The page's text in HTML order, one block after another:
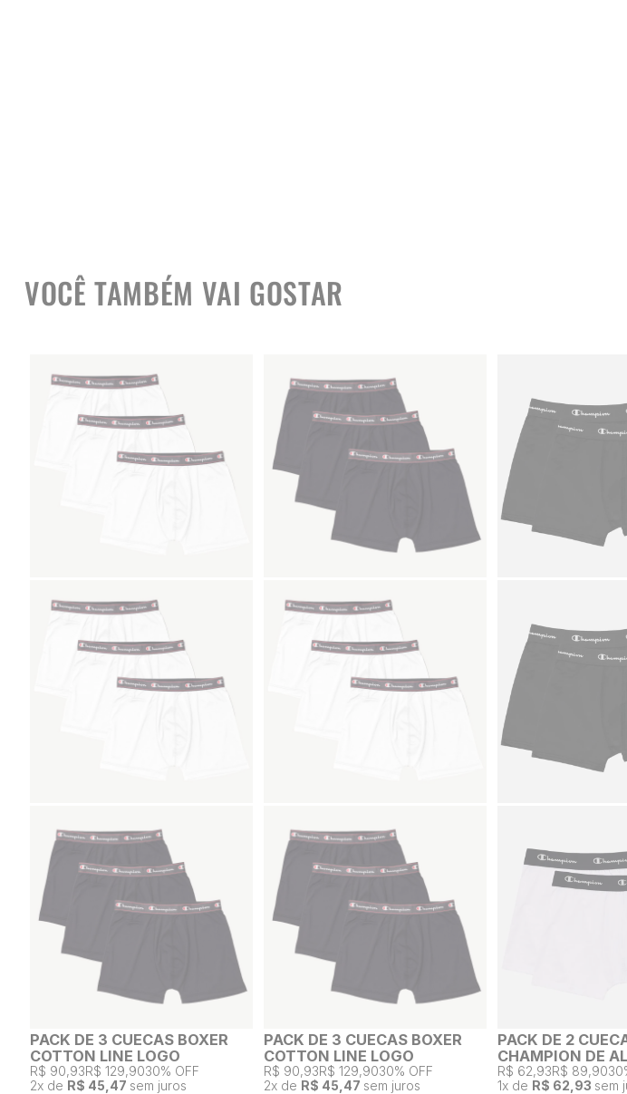
VOCÊ TAMBÉM VAI GOSTAR
PACK DE 3 CUECAS BOXER
COTTON LINE LOGO
R$ 90,93R$ 129,9030% OFF
2x de R$ 45,47 sem juros
PACK DE 3 CUECAS BOXER
COTTON LINE LOGO
R$ 90,93R$ 129,9030% OFF
2x de R$ 45,47 sem juros
PACK DE 2
CHAMPION DE
R$ 62,93R$ 89,90
1x de R$ 62,93 sem